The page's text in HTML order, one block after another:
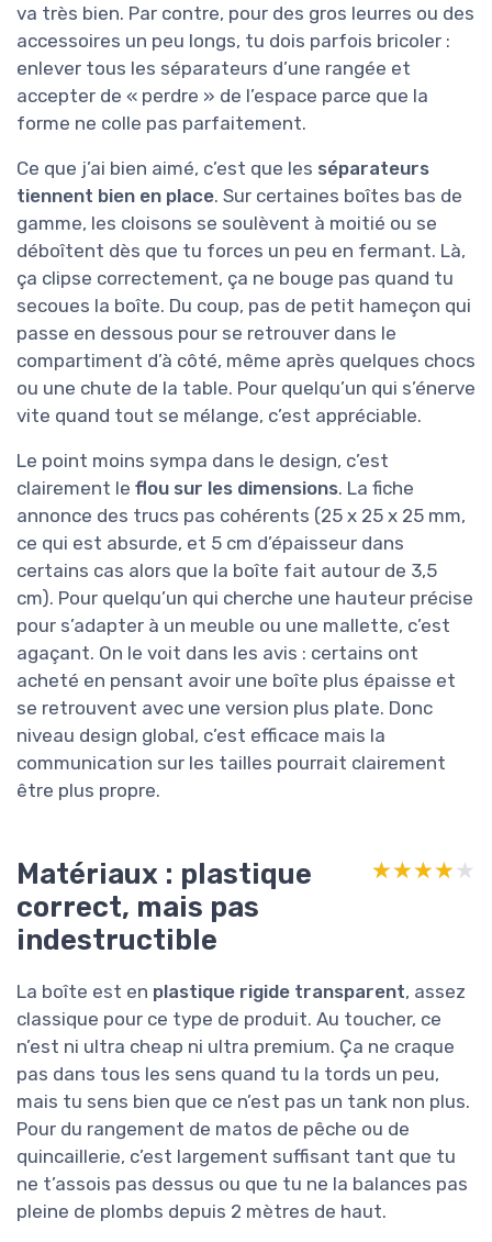
va très bien. Par contre, pour des gros leurres ou des
accessoires un peu longs, tu dois parfois bricoler :
enlever tous les séparateurs d’une rangée et
accepter de « perdre » de l’espace parce que la
forme ne colle pas parfaitement.
Ce que j’ai bien aimé, c’est que les séparateurs
tiennent bien en place. Sur certaines boîtes bas de
gamme, les cloisons se soulèvent à moitié ou se
déboîtent dès que tu forces un peu en fermant. Là,
ça clipse correctement, ça ne bouge pas quand tu
secoues la boîte. Du coup, pas de petit hameçon qui
passe en dessous pour se retrouver dans le
compartiment d’à côté, même après quelques chocs
ou une chute de la table. Pour quelqu’un qui s’énerve
vite quand tout se mélange, c’est appréciable.
Le point moins sympa dans le design, c’est
clairement le flou sur les dimensions. La fiche
annonce des trucs pas cohérents (25 x 25 x 25 mm,
ce qui est absurde, et 5 cm d’épaisseur dans
certains cas alors que la boîte fait autour de 3,5
cm). Pour quelqu’un qui cherche une hauteur précise
pour s’adapter à un meuble ou une mallette, c’est
agaçant. On le voit dans les avis : certains ont
acheté en pensant avoir une boîte plus épaisse et
se retrouvent avec une version plus plate. Donc
niveau design global, c’est efficace mais la
communication sur les tailles pourrait clairement
être plus propre.
Matériaux : plastique
correct, mais pas
indestructible
★★★★★
★★★★★
La boîte est en plastique rigide transparent, assez
classique pour ce type de produit. Au toucher, ce
n’est ni ultra cheap ni ultra premium. Ça ne craque
pas dans tous les sens quand tu la tords un peu,
mais tu sens bien que ce n’est pas un tank non plus.
Pour du rangement de matos de pêche ou de
quincaillerie, c’est largement suffisant tant que tu
ne t’assois pas dessus ou que tu ne la balances pas
pleine de plombs depuis 2 mètres de haut.